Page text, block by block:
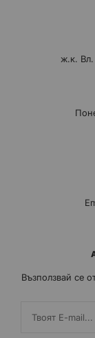
ж.к. Вл.
Възползвай се